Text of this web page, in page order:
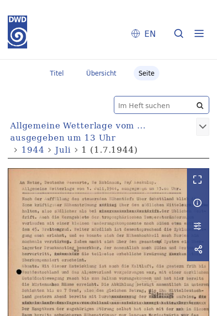
EN
Titel Übersicht Seite
Allgemeine Wetterlage vom ...
ausgegeben um 13 Uhr
1944
Juli 1 (1.7.1944)